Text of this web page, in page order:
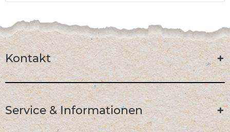
Kontakt
Service & Informationen